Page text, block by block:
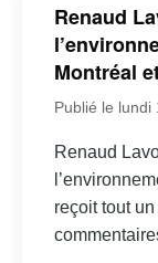
Renaud
Montréal
Publié le lundi
Renaud
reçoit tout